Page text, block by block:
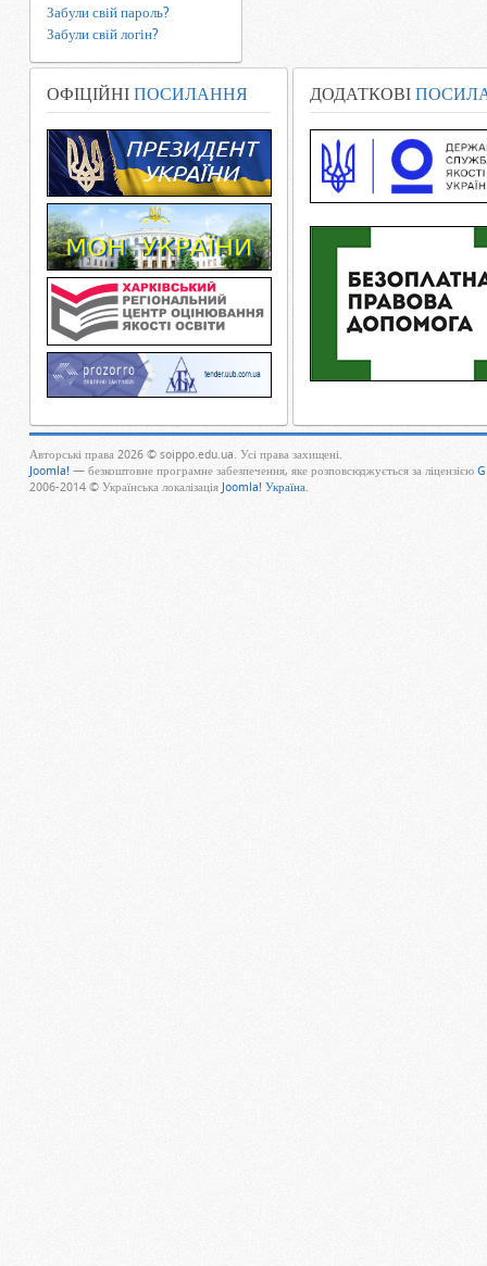
Забули свій пароль?
Забули свій логін?
ОФІЦІЙНІ ПОСИЛАННЯ ДОДАТКОВІ
Авторські права 2026 © soippo.edu.ua. Усі права захищені.
Joomla! — безкоштовне програмне забезпечення, яке розповсюджується за ліцензією
2006-2014 © Українська локалізація Joomla! Україна.